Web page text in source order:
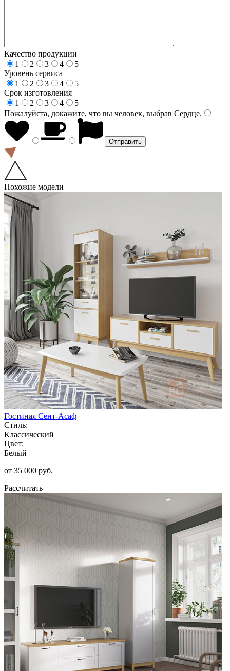
Качество продукции
1
2 3 4
5
Уровень сервиса
1
2 3 4
5
Срок изготовления
1
2 3 4
5
Пожалуйста, докажите, что вы человек, выбрав Сердце.
Похожие модели
Гостиная Сент-Асаф
Стиль:
Классический
Цвет:
Белый
от 35 000 руб.
Рассчитать